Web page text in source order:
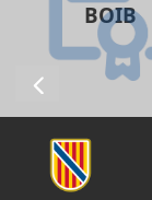
BOIB